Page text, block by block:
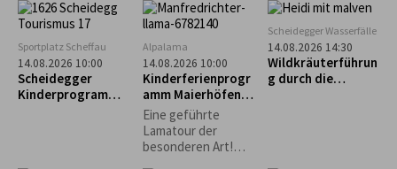
Gemeinsam
schauen wir in den
Nachthimmel und
entdecken die
Schönheiten des
Nachthimmels.
Sportplatz Scheffau
14.08.2026 10:00
Scheidegger
Kinderprogramm:
Alpalama
14.08.2026 10:00
Kinderferienprogr
amm Maierhöfen:
Alpalama Familien-
Erlebniszeit
Eine geführte
Lamatour der
besonderen Art!
Scheidegger Wasserfälle
14.08.2026 14:30
Wildkräuterführun
g durch die